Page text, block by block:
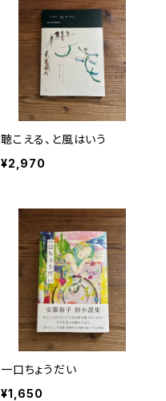
聴こえる、と風はいう
¥2,970
一口ちょうだい
¥1,650